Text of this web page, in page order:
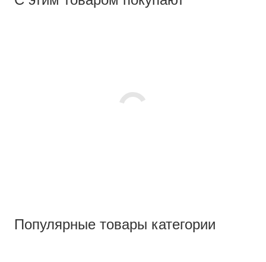
Популярные товары категории